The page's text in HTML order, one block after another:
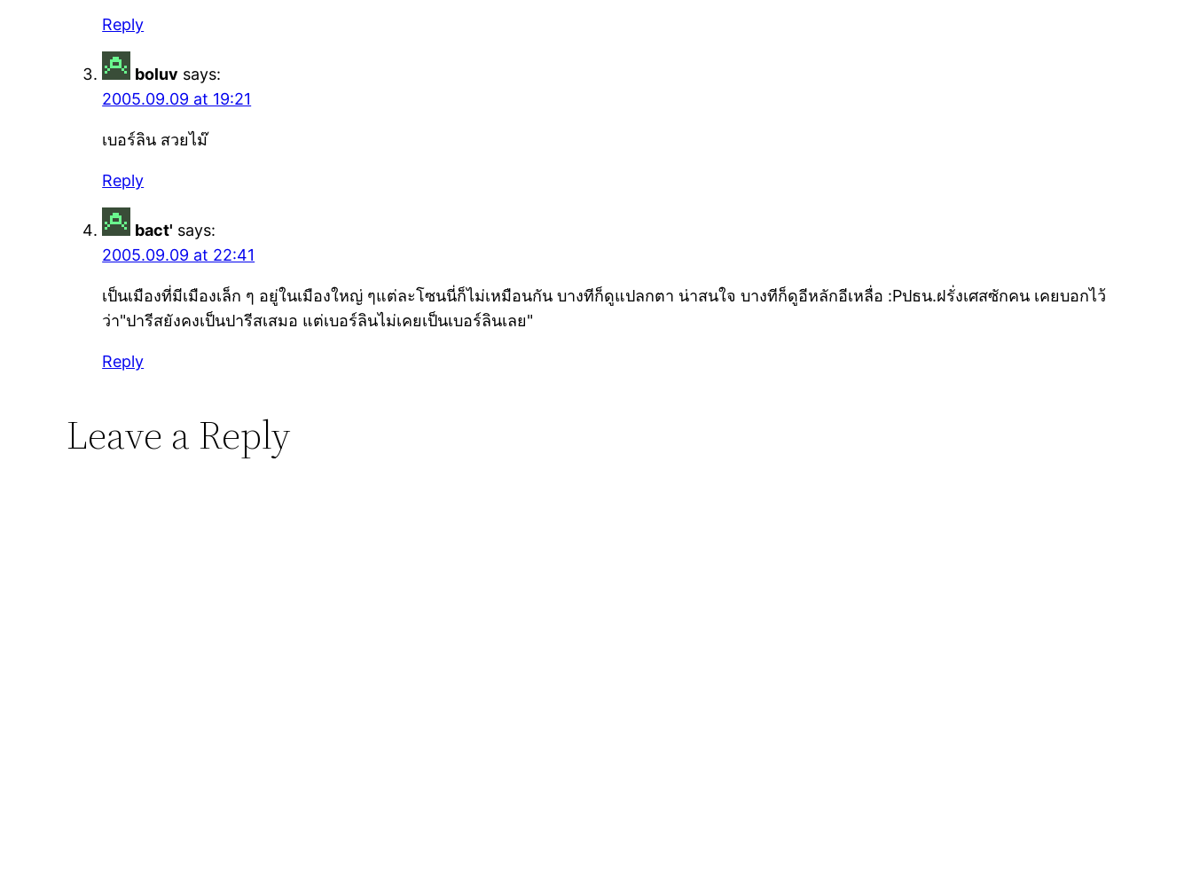
Reply
boluv says:
2005.09.09 at 19:21
เบอร์ลิน สวยไม๊
Reply
bact' says:
2005.09.09 at 22:41
เป็นเมืองที่มีเมืองเล็ก ๆ อยู่ในเมืองใหญ่ ๆแต่ละโซนนี่ก็ไม่เหมือนกัน บางทีก็ดูแปลกตา น่าสนใจ บางทีก็ดูอีหลักอีเหลื่อ :Pปธน.ฝรั่งเศสซักคน เคยบอกไว้
ว่า"ปารีสยังคงเป็นปารีสเสมอ แต่เบอร์ลินไม่เคยเป็นเบอร์ลินเลย"
Reply
Leave a Reply